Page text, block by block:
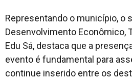
Representando o município, o
Desenvolvimento Econômico,
Edu Sá, destaca que a
evento é fundamental para
continue inserido entre os